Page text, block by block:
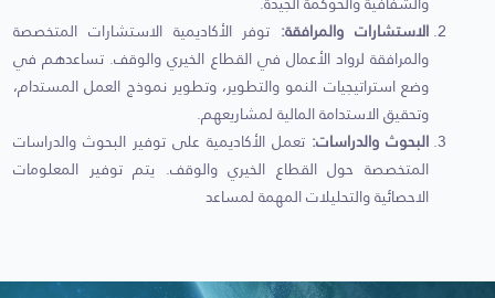
الاستشارات والمرافقة: توفر الأكاديمية الاستشارات المتخصصة
والمرافقة لرواد الأعمال في القطاع الخيري والوقف. تساعدهم في
وضع استراتيجيات النمو والتطوير، وتطوير نموذج العمل المستدام،
وتحقيق الاستدامة المالية لمشاريعهم.
البحوث والدراسات: تعمل الأكاديمية على توفير البحوث والدراسات
المتخصصة حول القطاع الخيري والوقف. يتم توفير المعلومات
الاحصائية والتحليلات المهمة لمساعد